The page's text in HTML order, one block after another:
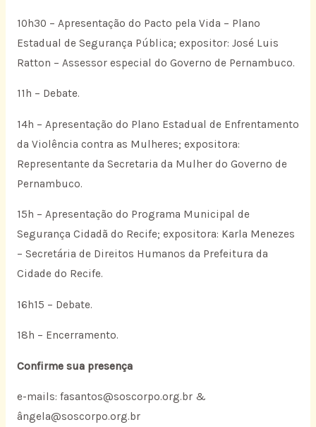
10h30 – Apresentação do Pacto pela Vida – Plano
Estadual de Segurança Pública; expositor: José Luis
Ratton – Assessor especial do Governo de Pernambuco.
11h – Debate.
14h – Apresentação do Plano Estadual de Enfrentamento
da Violência contra as Mulheres; expositora:
Representante da Secretaria da Mulher do Governo de
Pernambuco.
15h – Apresentação do Programa Municipal de
Segurança Cidadã do Recife; expositora: Karla Menezes
– Secretária de Direitos Humanos da Prefeitura da
Cidade do Recife.
16h15 – Debate.
18h – Encerramento.
Confirme sua presença
e-mails: fasantos@soscorpo.org.br &
ângela@soscorpo.org.br